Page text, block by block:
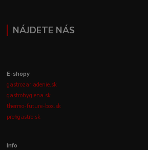
NÁJDETE NÁS
E-shopy
gastrozariadenie.sk
gastrohygiena.sk
thermo-future-box.sk
profigastro.sk
Info